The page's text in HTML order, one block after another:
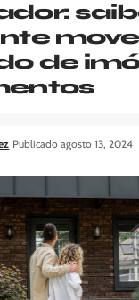
de
Publicado agosto 13, 2024